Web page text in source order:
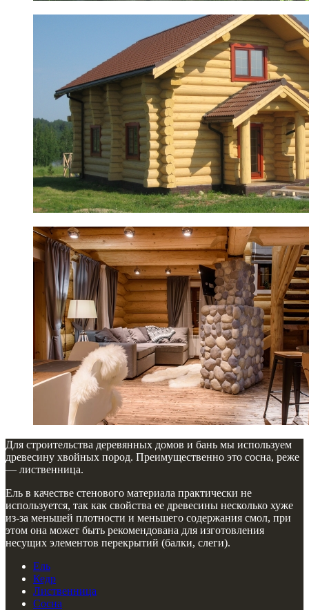
Для строительства деревянных домов и бань мы используем
древесину хвойных пород. Преимущественно это сосна, реже
— лиственница.
Ель в качестве стенового материала практически не
используется, так как свойства ее древесины несколько хуже
из-за меньшей плотности и меньшего содержания смол, при
этом она может быть рекомендована для изготовления
несущих элементов перекрытий (балки, слеги).
Ель
Кедр
Лиственница
Сосна